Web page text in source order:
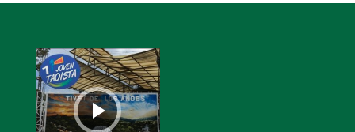
Reproductor
de
audio